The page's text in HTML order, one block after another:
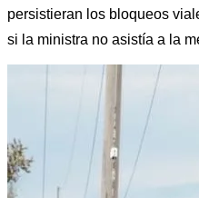
persistieran los bloqueos
si la ministra no asistía a la